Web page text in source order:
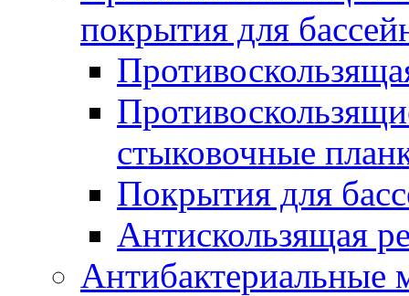
покрытия для
стыковочные
Покрытия для
Антискользящая
Антибактериальные